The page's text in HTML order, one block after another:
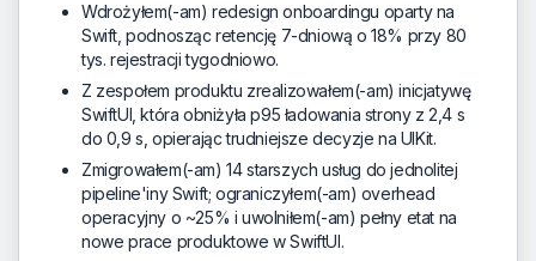
Wdrożyłem(-am) redesign onboardingu oparty na
Swift, podnosząc retencję 7-dniową o 18% przy 80
tys. rejestracji tygodniowo.
Z zespołem produktu zrealizowałem(-am) inicjatywę
SwiftUI, która obniżyła p95 ładowania strony z 2,4 s
do 0,9 s, opierając trudniejsze decyzje na UIKit.
Zmigrowałem(-am) 14 starszych usług do jednolitej
pipeline'iny Swift; ograniczyłem(-am) overhead
operacyjny o ~25% i uwolniłem(-am) pełny etat na
nowe prace produktowe w SwiftUI.